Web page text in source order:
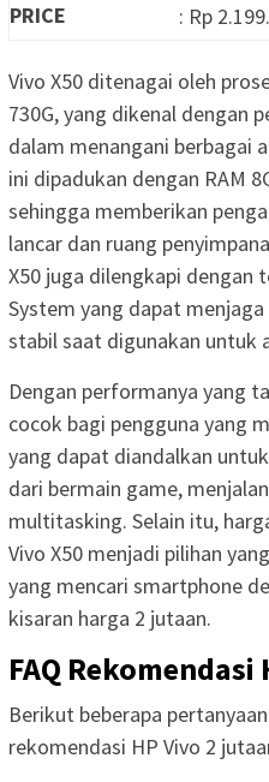
PRICE
: Rp
Vivo X50 ditenagai oleh
730G, yang dikenal dengan
dalam menangani berbagai
ini dipadukan dengan RAM
sehingga memberikan
lancar dan ruang
X50 juga dilengkapi dengan
System yang dapat
stabil saat digunakan untuk
Dengan performanya yang
cocok bagi pengguna yang
yang dapat diandalkan
dari bermain game,
multitasking. Selain itu,
Vivo X50 menjadi pilihan
yang mencari smartphone
kisaran harga 2 jutaan.
FAQ
Berikut beberapa
rekomendasi HP Vivo 2